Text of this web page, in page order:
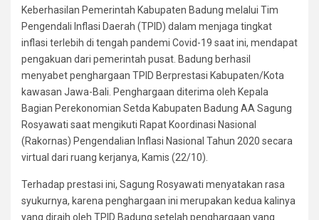
Keberhasilan Pemerintah Kabupaten Badung melalui Tim
Pengendali Inflasi Daerah (TPID) dalam menjaga tingkat
inflasi terlebih di tengah pandemi Covid-19 saat ini, mendapat
pengakuan dari pemerintah pusat. Badung berhasil
menyabet penghargaan TPID Berprestasi Kabupaten/Kota
kawasan Jawa-Bali. Penghargaan diterima oleh Kepala
Bagian Perekonomian Setda Kabupaten Badung AA Sagung
Rosyawati saat mengikuti Rapat Koordinasi Nasional
(Rakornas) Pengendalian Inflasi Nasional Tahun 2020 secara
virtual dari ruang kerjanya, Kamis (22/10).
Terhadap prestasi ini, Sagung Rosyawati menyatakan rasa
syukurnya, karena penghargaan ini merupakan kedua kalinya
yang diraih oleh TPID Badung setelah penghargaan yang